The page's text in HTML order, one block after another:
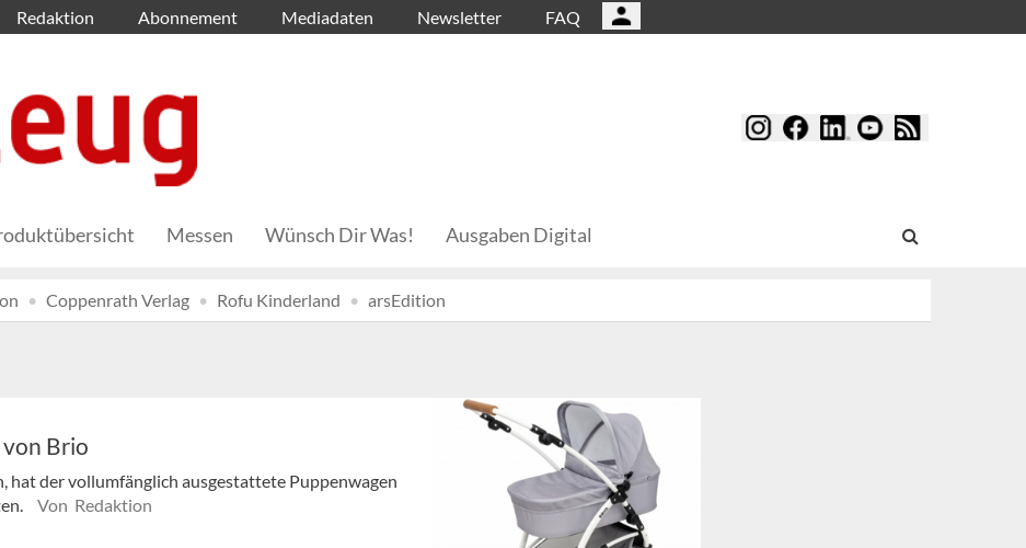
Redaktion Abonnement Mediadaten Newsletter FAQ
Messen Wünsch Dir Was! Ausgaben Digital
Coppenrath Verlag Rofu Kinderland arsEdition
von Brio
hat der vollumfänglich ausgestattete Puppenwagen
Von Redaktion